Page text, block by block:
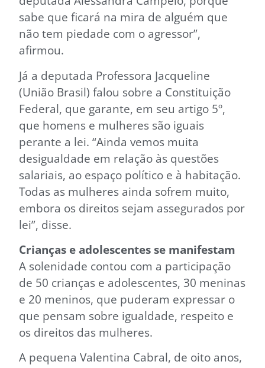
sabe que ficará na mira de alguém que
não tem piedade com o agressor”,
afirmou.
Já a deputada Professora Jacqueline
(União Brasil) falou sobre a Constituição
Federal, que garante, em seu artigo 5º,
que homens e mulheres são iguais
perante a lei. “Ainda vemos muita
desigualdade em relação às questões
salariais, ao espaço político e à habitação.
Todas as mulheres ainda sofrem muito,
embora os direitos sejam assegurados por
lei”, disse.
Crianças e adolescentes se manifestam
A solenidade contou com a participação
de 50 crianças e adolescentes, 30 meninas
e 20 meninos, que puderam expressar o
que pensam sobre igualdade, respeito e
os direitos das mulheres.
A pequena Valentina Cabral, de oito anos,